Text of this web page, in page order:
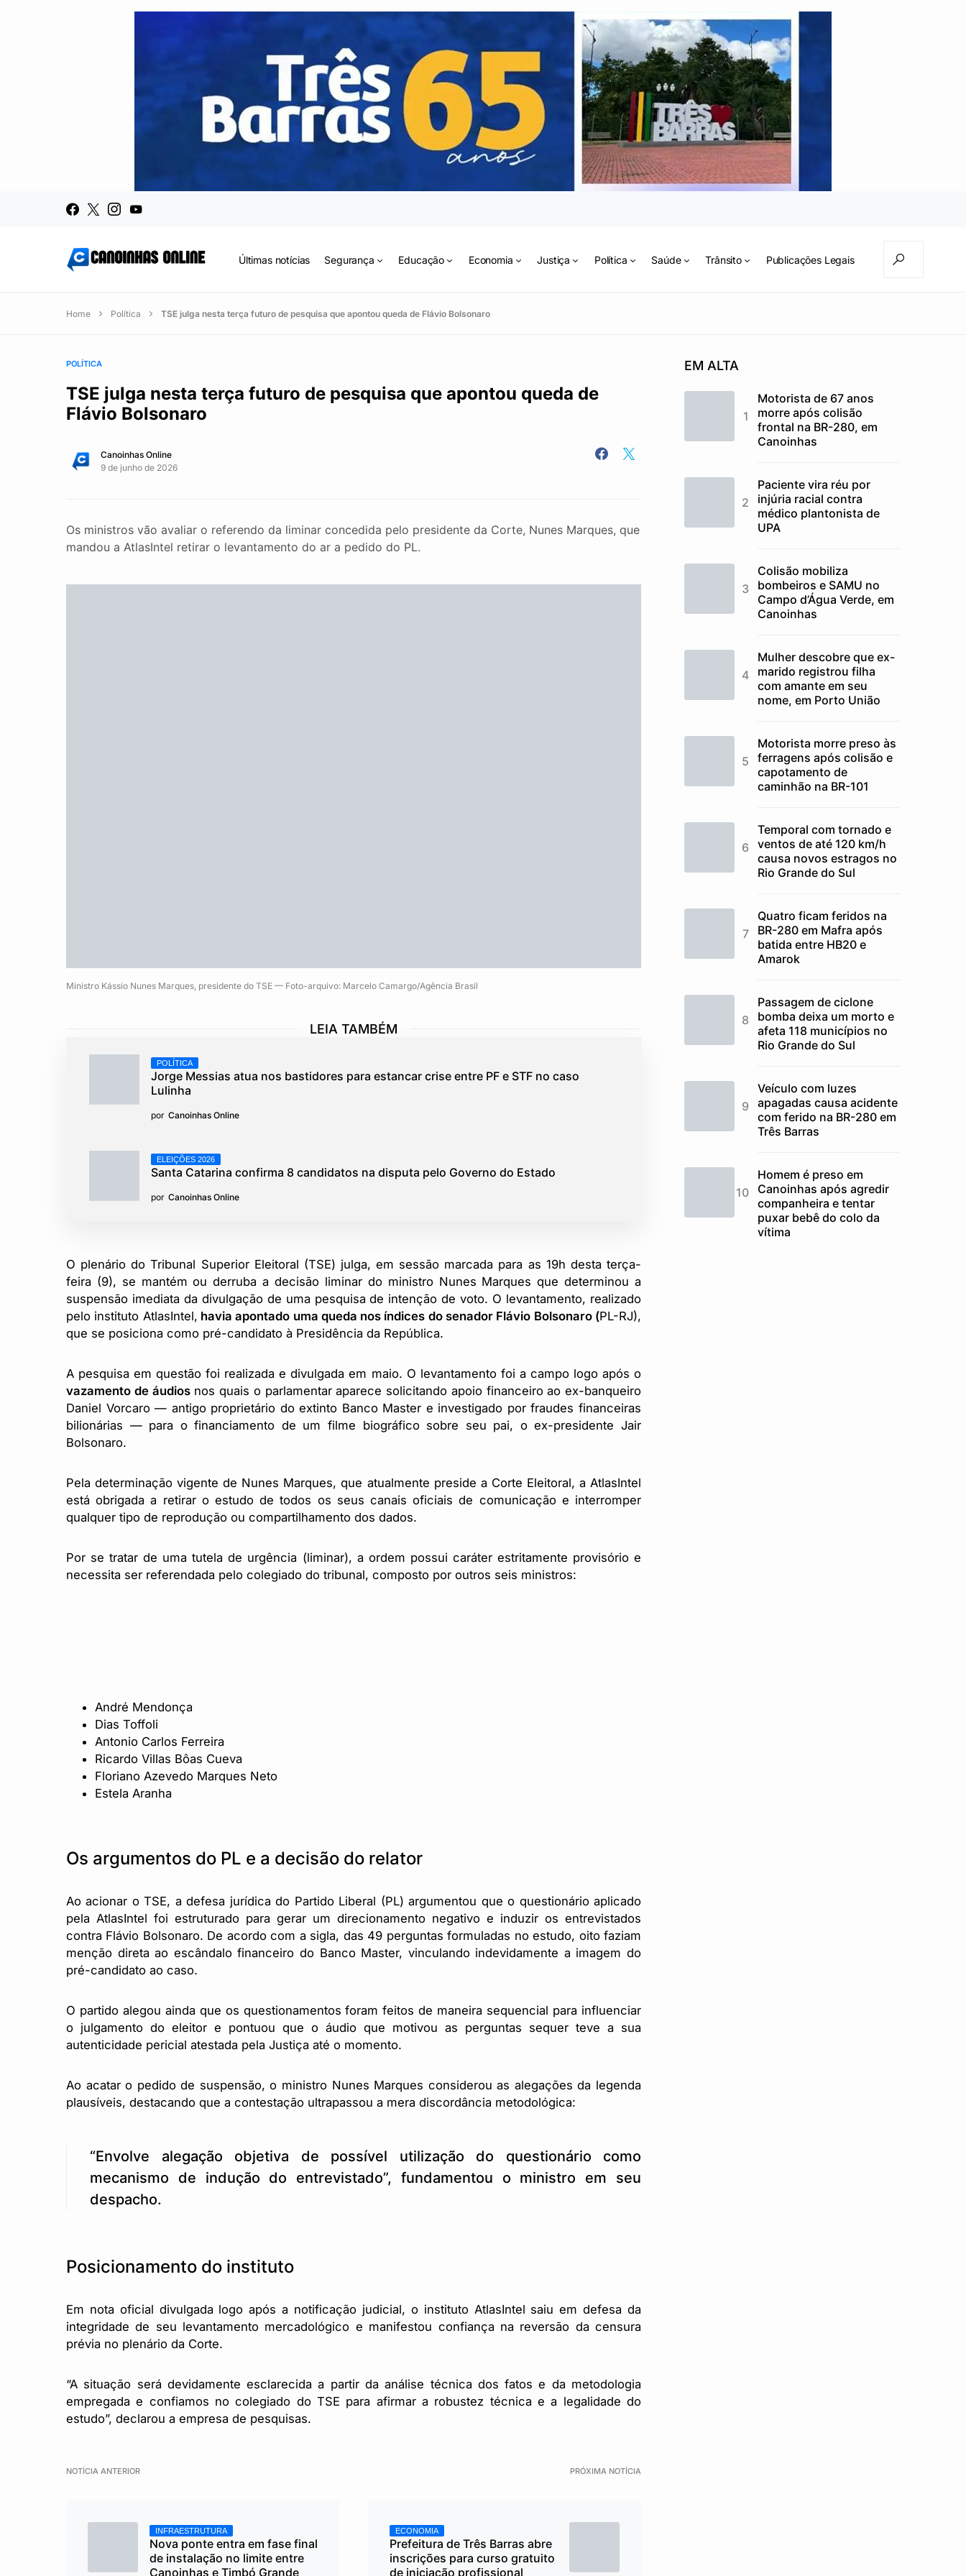
Últimas notícias Segurança Educação Economia Justiça Política Saúde Trânsito Publicações Legais
Home Política TSE julga nesta terça futuro de pesquisa que apontou queda de Flávio Bolsonaro
POLÍTICA
TSE julga nesta terça futuro de pesquisa que apontou queda de
Flávio Bolsonaro
Canoinhas Online
9 de junho de 2026
Os ministros vão avaliar o referendo da liminar concedida pelo presidente da Corte, Nunes Marques, que
mandou a AtlasIntel retirar o levantamento do ar a pedido do PL.
Ministro Kássio Nunes Marques, presidente do TSE — Foto-arquivo: Marcelo Camargo/Agência Brasil
LEIA TAMBÉM
POLÍTICA
Jorge Messias atua nos bastidores para estancar crise entre PF e STF no caso
Lulinha
por Canoinhas Online
ELEIÇÕES 2026
Santa Catarina confirma 8 candidatos na disputa pelo Governo do Estado
por Canoinhas Online
O plenário do Tribunal Superior Eleitoral (TSE) julga, em sessão marcada para as 19h desta terça-
feira (9), se mantém ou derruba a decisão liminar do ministro Nunes Marques que determinou a
suspensão imediata da divulgação de uma pesquisa de intenção de voto. O levantamento, realizado
pelo instituto AtlasIntel, havia apontado uma queda nos índices do senador Flávio Bolsonaro (PL-RJ),
que se posiciona como pré-candidato à Presidência da República.
A pesquisa em questão foi realizada e divulgada em maio. O levantamento foi a campo logo após o
vazamento de áudiosnos quais o parlamentar aparece solicitando apoio financeiro ao ex-banqueiro
Daniel Vorcaro — antigo proprietário do extinto Banco Master e investigado por fraudes financeiras
bilionárias — para o financiamento de um filme biográfico sobre seu pai, o ex-presidente Jair
Bolsonaro.
Pela determinação vigente de Nunes Marques, que atualmente preside a Corte Eleitoral, a AtlasIntel
está obrigada a retirar o estudo de todos os seus canais oficiais de comunicação e interromper
qualquer tipo de reprodução ou compartilhamento dos dados.
Por se tratar de uma tutela de urgência (liminar), a ordem possui caráter estritamente provisório e
necessita ser referendada pelo colegiado do tribunal, composto por outros seis ministros:
André Mendonça
Dias Toffoli
Antonio Carlos Ferreira
Ricardo Villas Bôas Cueva
Floriano Azevedo Marques Neto
Estela Aranha
Os argumentos do PL e a decisão do relator
Ao acionar o TSE, a defesa jurídica do Partido Liberal (PL) argumentou que o questionário aplicado
pela AtlasIntel foi estruturado para gerar um direcionamento negativo e induzir os entrevistados
contra Flávio Bolsonaro. De acordo com a sigla, das 49 perguntas formuladas no estudo, oito faziam
menção direta ao escândalo financeiro do Banco Master, vinculando indevidamente a imagem do
pré-candidato ao caso.
O partido alegou ainda que os questionamentos foram feitos de maneira sequencial para influenciar
o julgamento do eleitor e pontuou que o áudio que motivou as perguntas sequer teve a sua
autenticidade pericial atestada pela Justiça até o momento.
Ao acatar o pedido de suspensão, o ministro Nunes Marques considerou as alegações da legenda
plausíveis, destacando que a contestação ultrapassou a mera discordância metodológica:
“Envolve alegação objetiva de possível utilização do questionário como
mecanismo de indução do entrevistado”, fundamentou o ministro em seu
despacho.
Posicionamento do instituto
Em nota oficial divulgada logo após a notificação judicial, o instituto AtlasIntel saiu em defesa da
integridade de seu levantamento mercadológico e manifestou confiança na reversão da censura
prévia no plenário da Corte.
“A situação será devidamente esclarecida a partir da análise técnica dos fatos e da metodologia
empregada e confiamos no colegiado do TSE para afirmar a robustez técnica e a legalidade do
estudo”, declarou a empresa de pesquisas.
NOTÍCIA ANTERIOR
INFRAESTRUTURA
Nova ponte entra em fase final
de instalação no limite entre
Canoinhas e Timbó Grande
PRÓXIMA NOTÍCIA
ECONOMIA
Prefeitura de Três Barras abre
inscrições para curso gratuito
de iniciação profissional
EM ALTA
Motorista de 67 anos
morre após colisão
frontal na BR-280, em
Canoinhas
Paciente vira réu por
injúria racial contra
médico plantonista de
UPA
Colisão mobiliza
bombeiros e SAMU no
Campo d’Água Verde, em
Canoinhas
Mulher descobre que ex-
marido registrou filha
com amante em seu
nome, em Porto União
Motorista morre preso às
ferragens após colisão e
capotamento de
caminhão na BR-101
Temporal com tornado e
ventos de até 120 km/h
causa novos estragos no
Rio Grande do Sul
Quatro ficam feridos na
BR-280 em Mafra após
batida entre HB20 e
Amarok
Passagem de ciclone
bomba deixa um morto e
afeta 118 municípios no
Rio Grande do Sul
Veículo com luzes
apagadas causa acidente
com ferido na BR-280 em
Três Barras
Homem é preso em
Canoinhas após agredir
companheira e tentar
puxar bebê do colo da
vítima